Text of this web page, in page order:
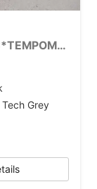
FR 2.0 TDI DSG DSG*KAMERA*ACC*TEMPOMAT*NAVI*3-ZONE KLIMAAUTOMATIK*VIRTUAL COCKPIT*
Grey